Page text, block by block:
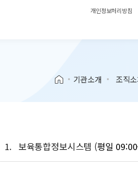
개인정보처리방침
기관소개 조직
1. 보육통합정보시스템 (평일